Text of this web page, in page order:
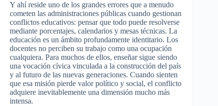
Y ahí reside uno de los grandes errores que a menudo
cometen las administraciones públicas cuando gestionan
conflictos educativos: pensar que todo puede resolverse
mediante porcentajes, calendarios y mesas técnicas. La
educación es un ámbito profundamente identitario. Los
docentes no perciben su trabajo como una ocupación
cualquiera. Para muchos de ellos, enseñar sigue siendo
una vocación cívica vinculada a la construcción del país
y al futuro de las nuevas generaciones. Cuando sienten
que esa misión pierde valor político y social, el conflicto
adquiere inevitablemente una dimensión mucho más
intensa.